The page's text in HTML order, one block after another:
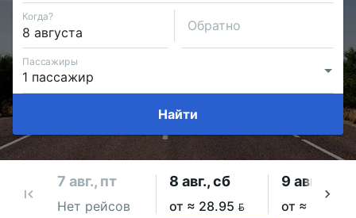
Когда?
Обратно
Пассажиры
Найти
7 авг., пт
Нет рейсов
8 авг., сб
от ≈ 28.95 
9 авг., вс
от ≈ 28.95 